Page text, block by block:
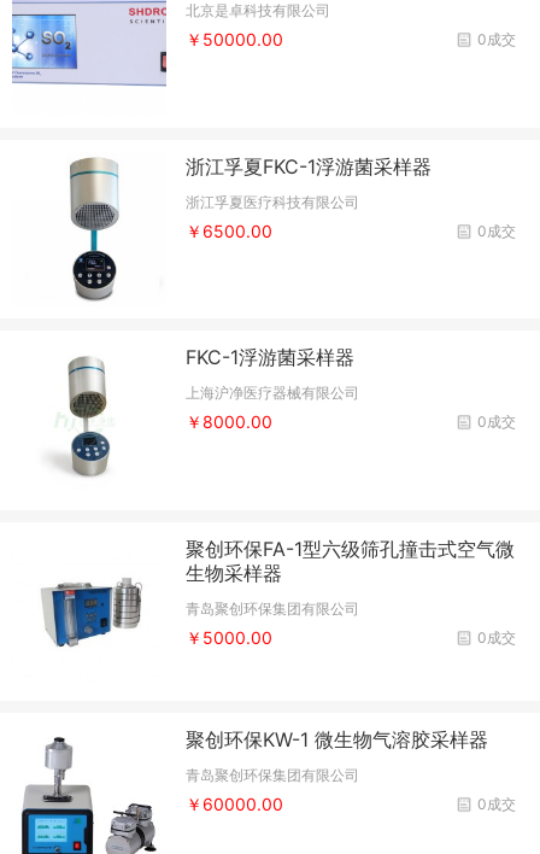
北京是卓科技有限公司
0成交
￥50000.00
浙江孚夏FKC-1浮游菌采样器
浙江孚夏医疗科技有限公司
0成交
￥6500.00
FKC-1浮游菌采样器
上海沪净医疗器械有限公司
0成交
￥8000.00
聚创环保FA-1型六级筛孔撞击式空气微
生物采样器
青岛聚创环保集团有限公司
0成交
￥5000.00
聚创环保KW-1 微生物气溶胶采样器
青岛聚创环保集团有限公司
0成交
￥60000.00